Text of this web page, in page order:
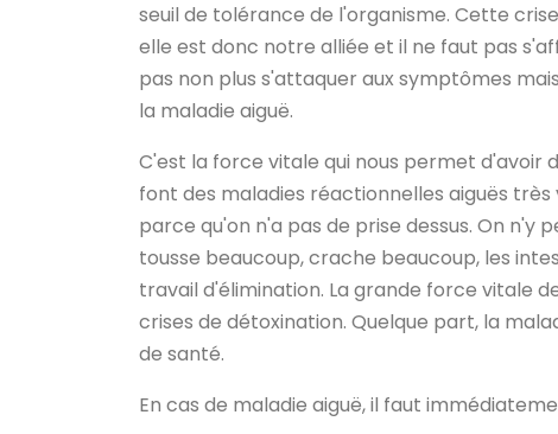
seuil de tolérance de l'organisme. Cette
elle est donc notre alliée et il ne faut pas
pas non plus s'attaquer aux symptômes
la maladie aiguë.
C'est la force vitale qui nous permet d'avoir
font des maladies réactionnelles aiguës
parce qu'on n'a pas de prise dessus. On n'y
tousse beaucoup, crache beaucoup, les
travail d'élimination. La grande force vitale
crises de détoxination. Quelque part, la
de santé.
En cas de maladie aiguë, il faut